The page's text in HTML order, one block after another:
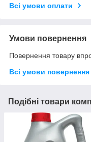
Всі умови оплати
Умови повернення
Повернення товару
Всі умови повернення
Подібні товари